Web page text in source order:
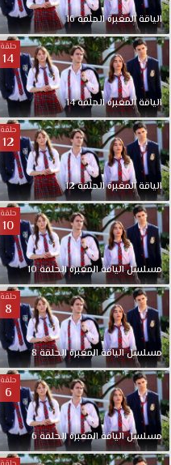
الياقة المغبرة الحلقة 16
حلقة
14
الياقة المغبرة الحلقة 14
حلقة
12
الياقة المغبرة الحلقة 12
حلقة
10
مسلسل الياقة المغبرة الحلقة 10
حلقة
8
مسلسل الياقة المغبرة الحلقة 8
حلقة
6
مسلسل الياقة المغبرة الحلقة 6